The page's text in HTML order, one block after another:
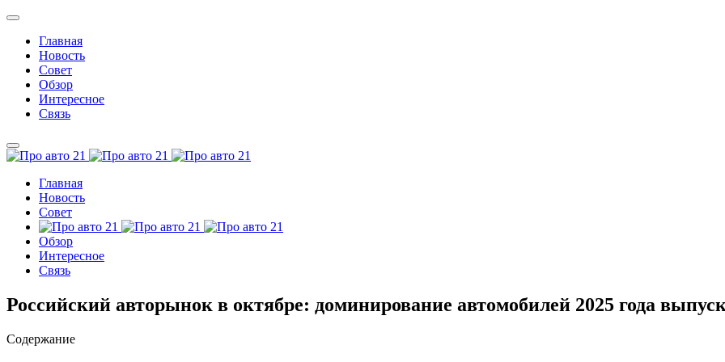
Главная
Новость
Совет
Обзор
Интересное
Связь
Главная
Новость
Совет
Обзор
Интересное
Связь
Российский авторынок в октябре: доминирование автомобилей 2025 года
Содержание